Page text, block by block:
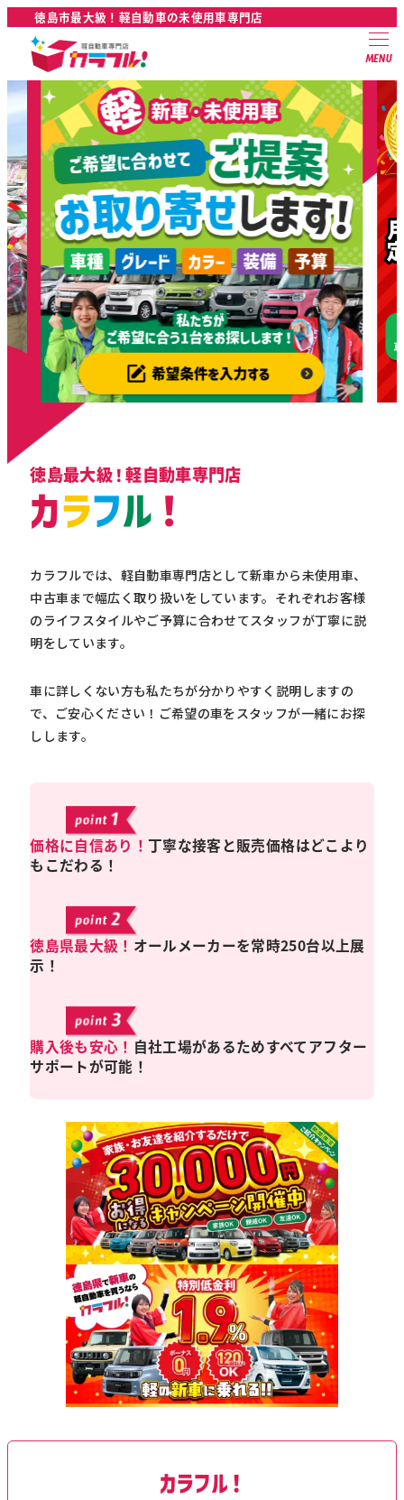
徳島市最大級！軽自動車の未使用車専門店
MENU
徳島最大級！軽自動車専門店
カラフル ！
カラフルでは、軽自動車専門店として新車から未使用車、
中古車まで幅広く取り扱いをしています。それぞれお客様
のライフスタイルやご予算に合わせてスタッフが丁寧に説
明をしています。
車に詳しくない方も私たちが分かりやすく説明しますの
で、ご安心ください！ご希望の車をスタッフが一緒にお探
しします。
価格に自信あり！ 丁寧な接客と販売価格はどこより
もこだわる！
徳島県最大級！ オールメーカーを常時250台以上展
示！
購入後も安心！ 自社工場があるためすべてアフター
サポートが可能！
カラフル！